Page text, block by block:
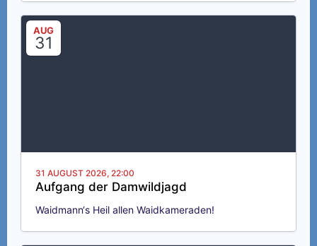
AUG
31
31 AUGUST 2026, 22:00
Aufgang der Damwildjagd
Waidmann‘s Heil allen Waidkameraden!